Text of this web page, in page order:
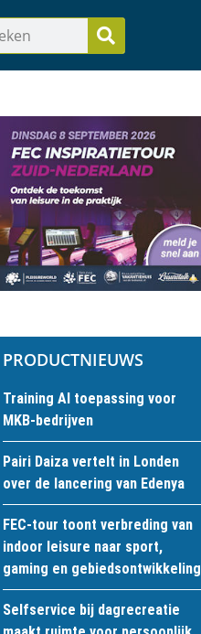
PRODUCTNIEUWS
Training AI toepassing voor
MKB-bedrijven
Pairi Daiza vertelt in Londen
over de lancering van Edenya
FEC-tour toont verbreding van
indoor leisure naar sport,
gaming en gebiedsontwikkeling
Selfservice bij dagrecreatie